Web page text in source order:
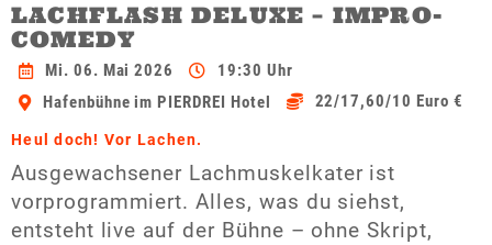
LACHFLASH DELUXE – IMPRO-
COMEDY
Mi. 06. Mai 2026
19:30 Uhr
Hafenbühne im PIERDREI Hotel
22/17,60/10 Euro €
Heul doch! Vor Lachen.
Ausgewachsener Lachmuskelkater ist
vorprogrammiert. Alles, was du siehst,
entsteht live auf der Bühne – ohne Skript,